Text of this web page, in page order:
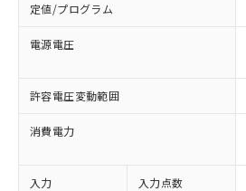
定値/プログラム
電源電圧
許容電圧変動範囲
消費電力
入力 入力点数